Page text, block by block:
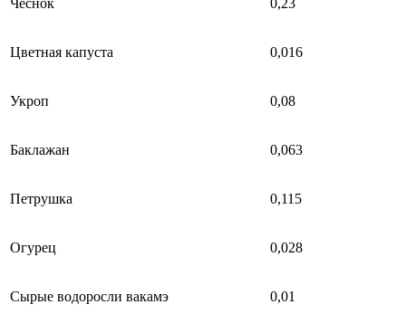
Чеснок 0,23
Цветная капуста 0,016
Укроп 0,08
Баклажан 0,063
Петрушка 0,115
Огурец 0,028
Сырые водоросли вакамэ 0,01